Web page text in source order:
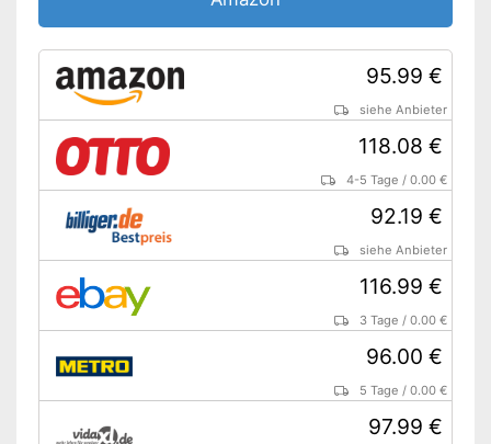
95.99 €
siehe Anbieter
118.08 €
4-5 Tage /0.00 €
92.19 €
siehe Anbieter
116.99 €
3 Tage /0.00 €
96.00 €
5 Tage /0.00 €
97.99 €